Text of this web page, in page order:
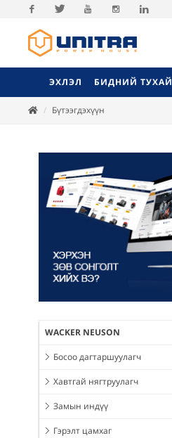
Facebook
ЭХЛЭЛ БИДНИЙ ТУХАЙ
Бүтээгдэхүүн
WACKER NEUSON
Босоо дагтаршуулагч
Хавтгай нягтруулагч
Замын индүү
Гэрэлт цамхаг